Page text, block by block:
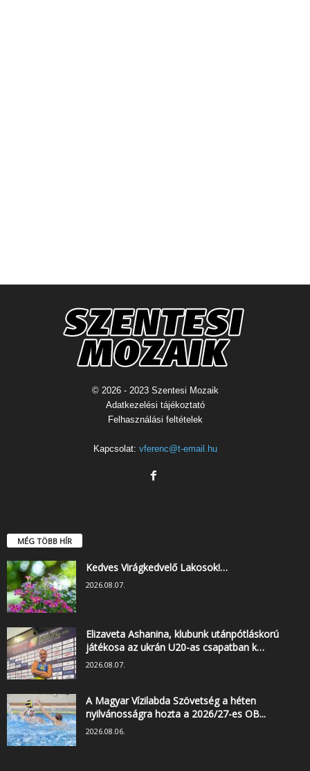
© 2026 - 2023 Szentesi Mozaik
Adatkezelési tájékoztató
Felhasználási feltételek
Kapcsolat: vferenc@t-email.hu
MÉG TÖBB HÍR
Kedves Virágkedvelő Lakosok!…
2026.08.07.
Elizaveta Ashanina, klubunk utánpótláskorú
játékosa az ukrán U20-as csapatban k…
2026.08.07.
A Magyar Vízilabda Szövetség a héten
nyilvánosságra hozta a 2026/27-es OB...
2026.08.06.